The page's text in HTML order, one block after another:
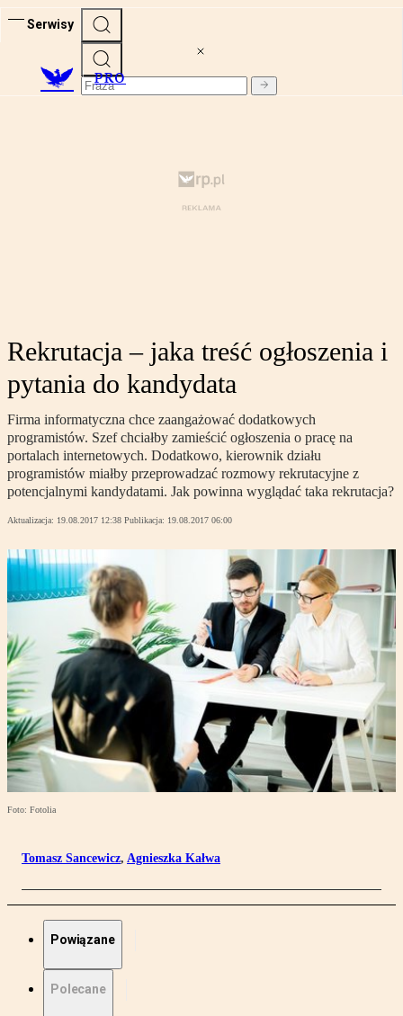
Serwisy
PRO
Rekrutacja – jaka treść ogłoszenia i
pytania do kandydata
Firma informatyczna chce zaangażować dodatkowych
programistów. Szef chciałby zamieścić ogłoszenia o pracę na
portalach internetowych. Dodatkowo, kierownik działu
programistów miałby przeprowadzać rozmowy rekrutacyjne z
potencjalnymi kandydatami. Jak powinna wyglądać taka rekrutacja?
Aktualizacja: 19.08.2017 12:38 Publikacja: 19.08.2017 06:00
Foto: Fotolia
Tomasz Sancewicz, Agnieszka Kałwa
Powiązane
Polecane